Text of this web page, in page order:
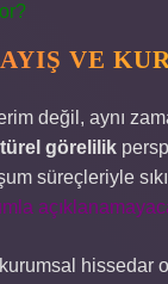
VE
değil, aynı
görelilik
süreçleriyle
hissedar